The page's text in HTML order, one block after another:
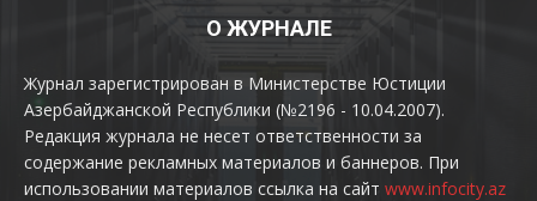
О ЖУРНАЛЕ
Журнал зарегистрирован в Министерстве Юстиции
Азербайджанской Республики (№2196 - 10.04.2007).
Редакция журнала не несет ответственности за
содержание рекламных материалов и баннеров. При
использовании материалов ссылка на сайт www.infocity.az